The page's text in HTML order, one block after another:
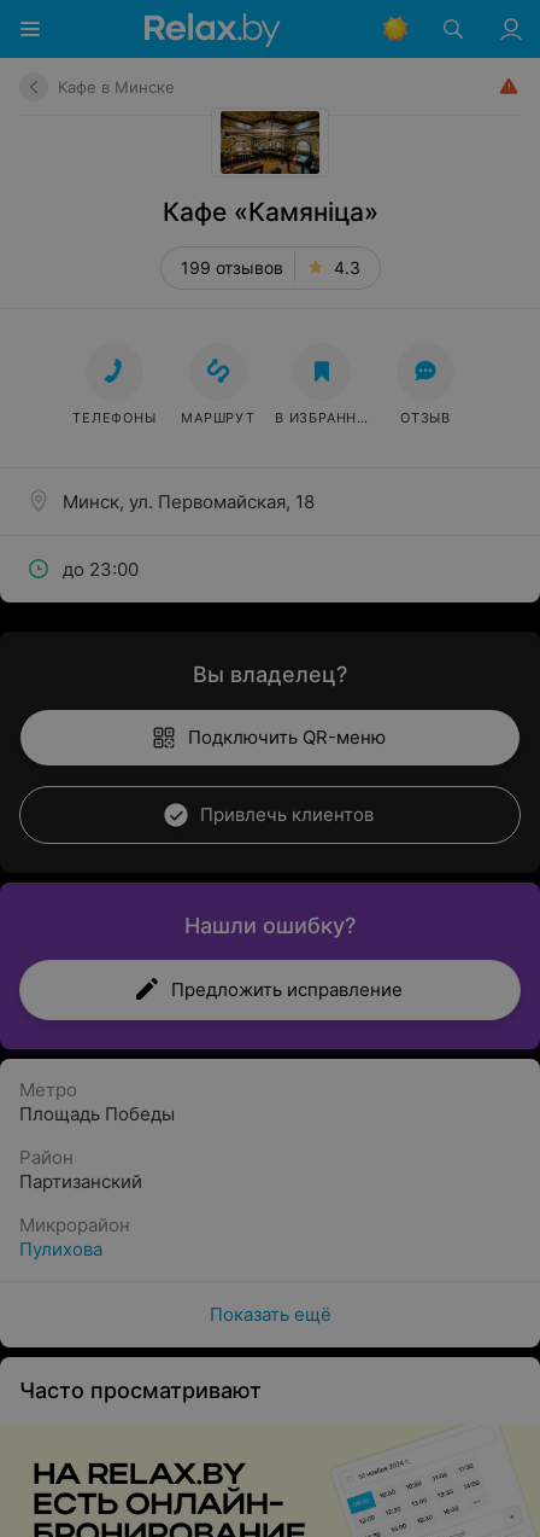
Кафе в Минске
Кафе «Камяніца»
199 отзывов 4.3
Минск, ул. Первомайская, 18
до 23:00
ТЕЛЕФОНЫ МАРШРУТ В ИЗБРАННОЕ ОТЗЫВ
Вы владелец?
Подключить QR-меню
Привлечь клиентов
Нашли ошибку?
Предложить исправление
Метро
Площадь Победы
Район
Партизанский
Микрорайон
Пулихова
Показать ещё
Часто просматривают